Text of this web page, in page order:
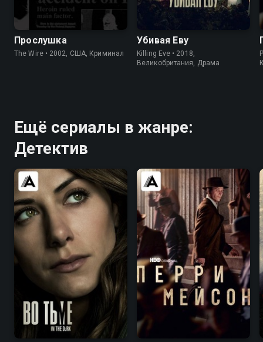
8.5 9.3
Прослушка
The Wire • 2002, США, Криминал
7.7 8.1
Убивая Еву
Killing Eve • 2018,
Великобритания, Драма
Ещё сериалы в жанре:
Детектив
7.4 7.5